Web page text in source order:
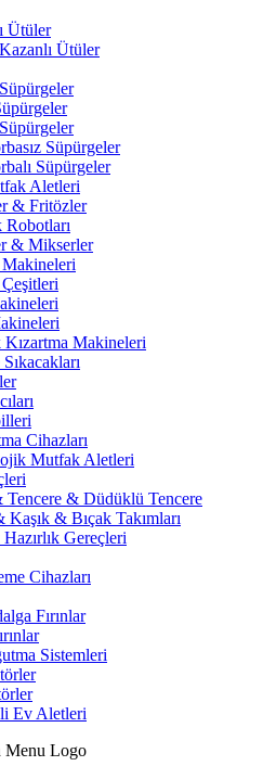
Ütüler
Ütüler
Süpürgeler
Süpürgeler
Aletleri
& Fritözler
& Mikserler
Kızartma Makineleri
Cihazları
Mutfak Aletleri
Tencere & Düdüklü Tencere
Kaşık & Bıçak Takımları
Gereçleri
Cihazları
Fırınlar
Sistemleri
Ev Aletleri